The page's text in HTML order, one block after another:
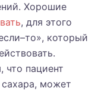
Хорошие
, для этого
который
что пациент
может